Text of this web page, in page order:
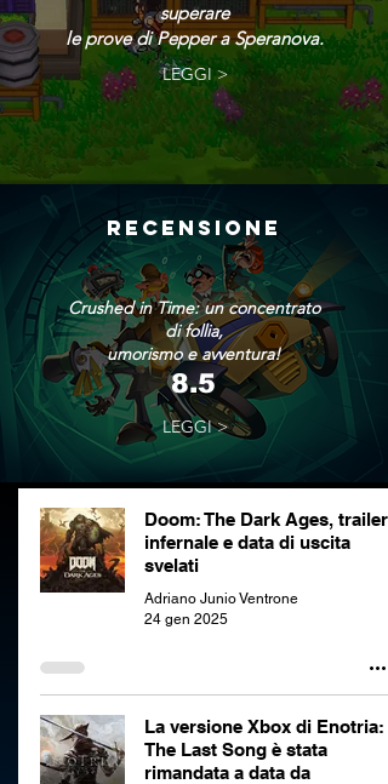
superare
le prove di Pepper a Speranova.
LEGGI >
RECENSIONE
Crushed in Time: un concentrato
di follia,
umorismo e avventura!
8.5
LEGGI >
Doom: The Dark Ages, trailer
infernale e data di uscita
svelati
Adriano Junio Ventrone
24 gen 2025
La versione Xbox di Enotria:
The Last Song è stata
rimandata a data da